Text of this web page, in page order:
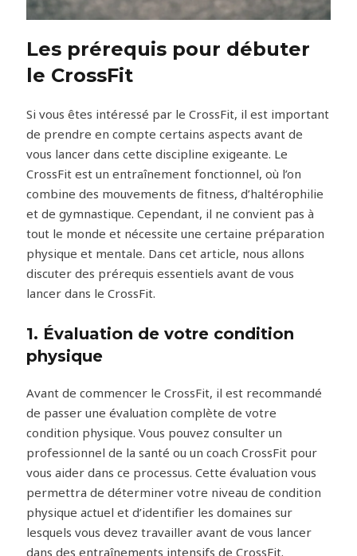
Les prérequis pour débuter
le CrossFit
Si vous êtes intéressé par le CrossFit, il est important
de prendre en compte certains aspects avant de
vous lancer dans cette discipline exigeante. Le
CrossFit est un entraînement fonctionnel, où l’on
combine des mouvements de fitness, d’haltérophilie
et de gymnastique. Cependant, il ne convient pas à
tout le monde et nécessite une certaine préparation
physique et mentale. Dans cet article, nous allons
discuter des prérequis essentiels avant de vous
lancer dans le CrossFit.
1. Évaluation de votre condition
physique
Avant de commencer le CrossFit, il est recommandé
de passer une évaluation complète de votre
condition physique. Vous pouvez consulter un
professionnel de la santé ou un coach CrossFit pour
vous aider dans ce processus. Cette évaluation vous
permettra de déterminer votre niveau de condition
physique actuel et d’identifier les domaines sur
lesquels vous devez travailler avant de vous lancer
dans des entraînements intensifs de CrossFit.